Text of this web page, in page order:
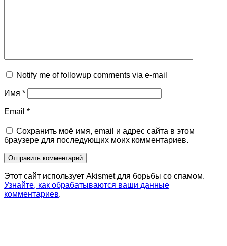
Notify me of followup comments via e-mail
Имя *
Email *
Сохранить моё имя, email и адрес сайта в этом
браузере для последующих моих комментариев.
Этот сайт использует Akismet для борьбы со спамом.
Узнайте, как обрабатываются ваши данные
комментариев.